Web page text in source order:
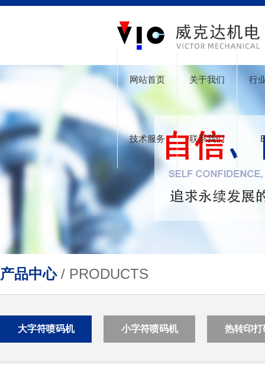
网站首页 关于我们 行
技术服务 联系我们
产品中心/ PRODUCTS
大字符喷码机 小字符喷码机 热转印打